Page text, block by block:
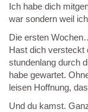
Ich habe dich
war sondern weil
Die ersten
Hast dich versteckt
stundenlang durch
habe gewartet.
leisen Hoffnung,
Und du kamst.